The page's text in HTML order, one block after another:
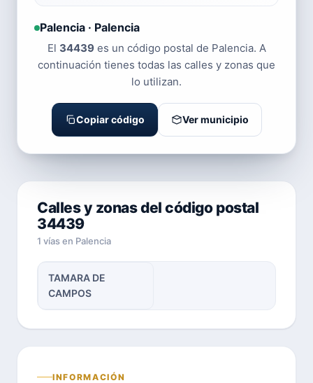
Palencia · Palencia
El 34439 es un código postal de Palencia. A
continuación tienes todas las calles y zonas que
lo utilizan.
Copiar código Ver municipio
Calles y zonas del código postal
34439
1 vías en Palencia
TAMARA DE
CAMPOS
INFORMACIÓN